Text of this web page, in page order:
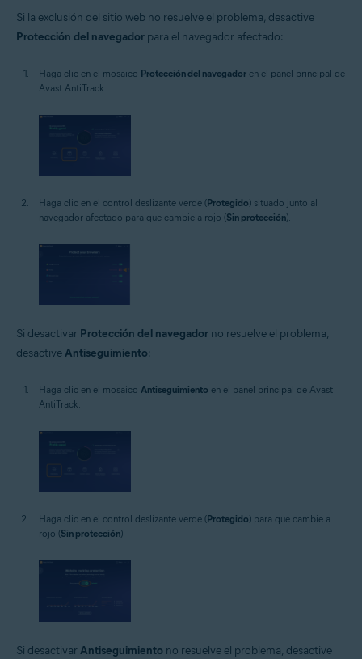
Si la exclusión del sitio web no resuelve el problema, desactive
Protección del navegador para el navegador afectado:
Haga clic en el mosaico Protección del navegador en el panel principal de
Avast AntiTrack.
Haga clic en el control deslizante verde (Protegido) situado junto al
navegador afectado para que cambie a rojo (Sin protección).
Si desactivar Protección del navegador no resuelve el problema,
desactiveAntiseguimiento:
Haga clic en el mosaico Antiseguimiento en el panel principal de Avast
AntiTrack.
Haga clic en el control deslizante verde (Protegido) para que cambie a
rojo (Sin protección).
Si desactivarAntiseguimiento no resuelve el problema, desactive